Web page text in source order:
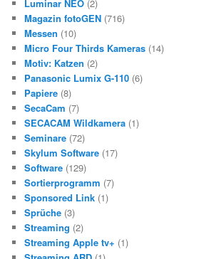
Luminar NEO (2)
Magazin fotoGEN (716)
Messen (10)
Micro Four Thirds Kameras (14)
Motiv: Katzen (2)
Panasonic Lumix G-110 (6)
Papiere (8)
SecaCam (7)
SECACAM Wildkamera (1)
Seminare (72)
Skylum Software (17)
Software (129)
Sortierprogramm (7)
Sponsored Link (1)
Sprüche (3)
Streaming (2)
Streaming Apple tv+ (1)